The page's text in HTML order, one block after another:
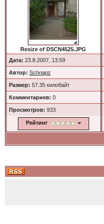
Resize of DSCN4525.JPG
Дата: 23.8.2007, 13:59
Автор: Schnapz
Размер: 57.35 килобайт
Комментариев: 0
Просмотров: 933
Рейтинг